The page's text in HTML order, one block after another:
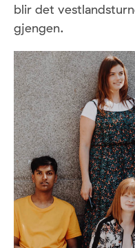
blir det
gjengen.